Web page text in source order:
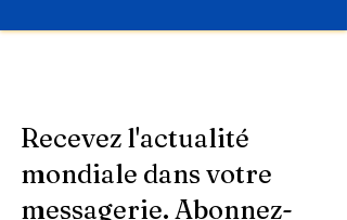
Recevez l'actualité
mondiale dans votre
messagerie. Abonnez-